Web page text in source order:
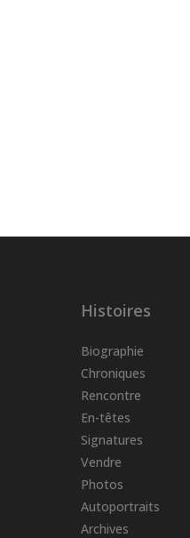
Histoires
Biographie
Chroniques
Rencontre
En-têtes
Signatures
Vendre
Photos
Autoportraits
Archives